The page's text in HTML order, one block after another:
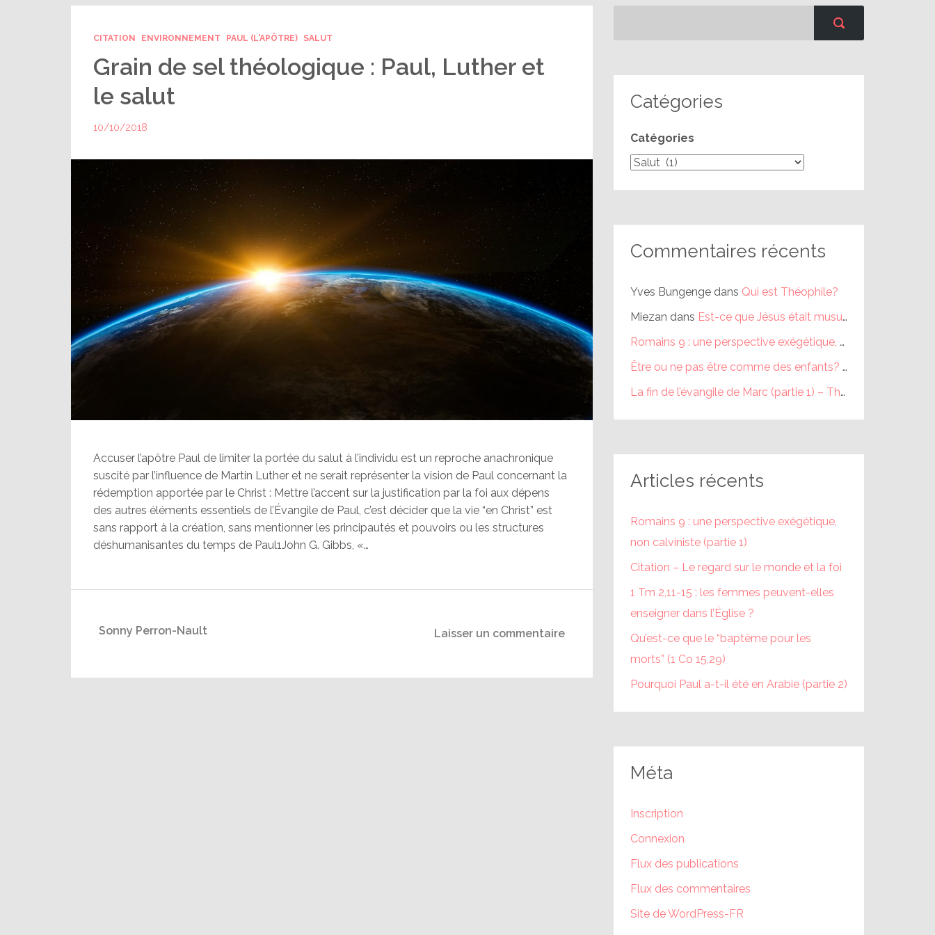
CITATION ENVIRONNEMENT PAUL (L'APÔTRE) SALUT
Grain de sel théologique : Paul, Luther et
le salut
10/10/2018
Accuser l’apôtre Paul de limiter la portée du salut à l’individu est un reproche anachronique
suscité par l’influence de Martin Luther et ne serait représenter la vision de Paul concernant la
rédemption apportée par le Christ : Mettre l’accent sur la justification par la foi aux dépens
des autres éléments essentiels de l’Évangile de Paul, c’est décider que la vie “en Christ” est
sans rapport à la création, sans mentionner les principautés et pouvoirs ou les structures
déshumanisantes du temps de Paul1John G. Gibbs, «…
Laisser un commentaire
Sonny Perron-Nault
Catégories
Catégories
Commentaires récents
Yves Bungenge dans Qui est Théophile?
Miezan dans Est-ce que Jésus était musulman ?
Romains 9 : une perspective exégétique, non calviniste (partie 1) – Théophile
Être ou ne pas être comme des enfants? (partie 1) – Théophile
La fin de l’évangile de Marc (partie 1) – Théophile
Articles récents
Romains 9 : une perspective exégétique,
non calviniste (partie 1)
Citation – Le regard sur le monde et la foi
1 Tm 2,11-15 : les femmes peuvent-elles
enseigner dans l’Église ?
Qu’est-ce que le “baptême pour les
morts” (1 Co 15,29)
Pourquoi Paul a-t-il été en Arabie (partie 2)
Méta
Inscription
Connexion
Flux des publications
Flux des commentaires
Site de WordPress-FR